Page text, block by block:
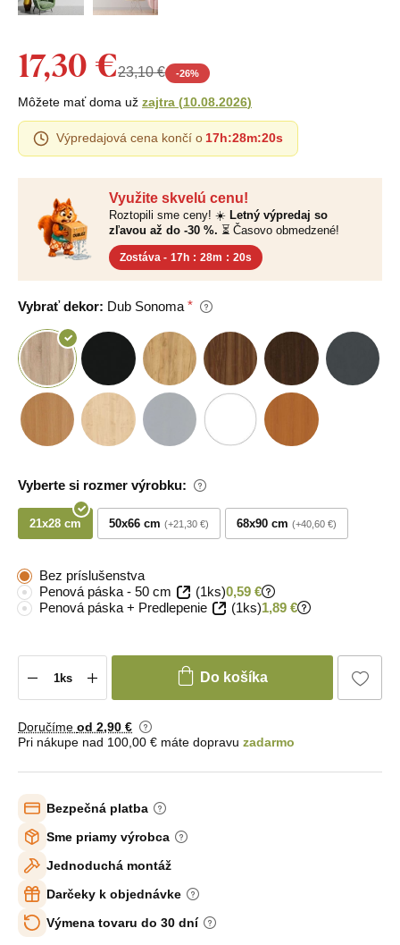
Využite skvelú cenu!
Roztopili sme ceny! ☀️ Letný výpredaj so
zľavou až do -30 %. ⏳ Časovo obmedzené!
Zostáva - 17h : 28m : 19s
Vybrať dekor: Dub Sonoma
Vyberte si rozmer výrobku:
21x28 cm 50x66 cm +21,30 € 68x90 cm +40,60 €
17,30 €23,10 € -26%
Môžete mať doma už zajtra (10.08.2026)
Výpredajová cena končí o 17h:28m:19s
Bez príslušenstva
Penová páska - 50 cm
(1ks)0,59 €
Penová páska + Predlepenie
(1ks)1,89 €
Do košíka
Doručíme od 2,90 €
Pri nákupe nad 100,00 € máte dopravu zadarmo
Bezpečná platba
Sme priamy výrobca
Jednoduchá montáž
Darčeky k objednávke
Výmena tovaru do 30 dní